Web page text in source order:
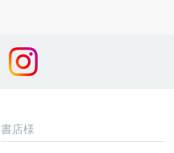
書店様